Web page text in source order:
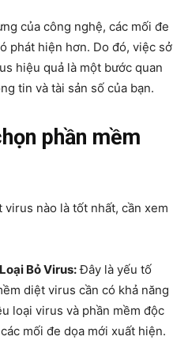
của công nghệ, các mối đe
phát hiện hơn. Do đó, việc sở
hiệu quả là một bước quan
tin và tài sản số của bạn.
phần mềm
nào là tốt nhất, cần xem
Bỏ Virus:Đây là yếu tố
diệt virus cần có khả năng
loại virus và phần mềm độc
mối đe dọa mới xuất hiện.